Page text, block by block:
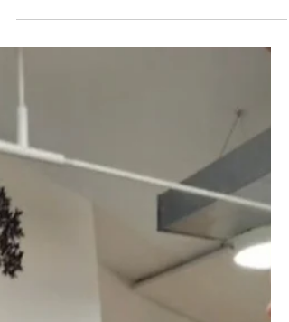
moments les plus attendus de l'année :
la récolte du miel. Grâce au travail
20 kg de miel ont pu être récoltés.